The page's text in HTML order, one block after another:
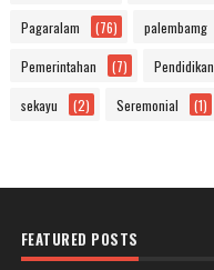
Pagaralam (76) palembamg
Pemerintahan (7) Pendidikan
sekayu (2) Seremonial (1)
FEATURED POSTS